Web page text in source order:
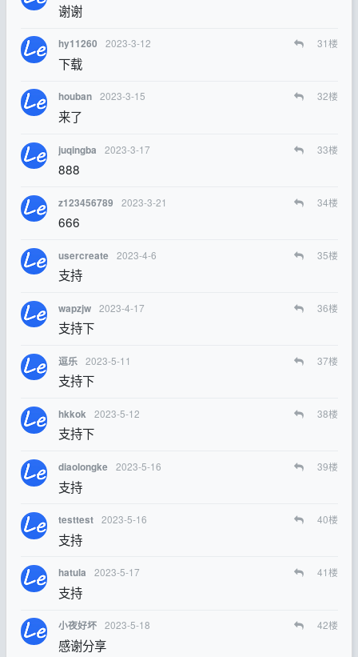
谢谢
hy11260 2023-3-12 31楼
下载
houban 2023-3-15 32楼
来了
juqingba 2023-3-17 33楼
888
z123456789 2023-3-21 34楼
666
usercreate 2023-4-6 35楼
支持
wapzjw 2023-4-17 36楼
支持下
逗乐 2023-5-11 37楼
支持下
hkkok 2023-5-12 38楼
支持下
diaolongke 2023-5-16 39楼
支持
testtest 2023-5-16 40楼
支持
hatula 2023-5-17 41楼
支持
小夜好坏 2023-5-18 42楼
感谢分享